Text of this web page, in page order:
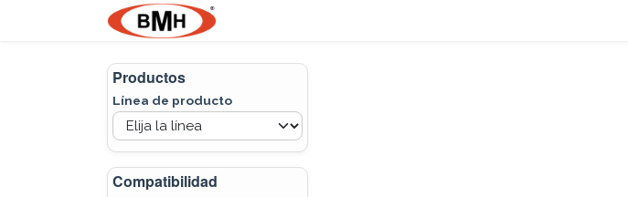
Ir al contenido
Productos
Línea de producto
Compatibilidad